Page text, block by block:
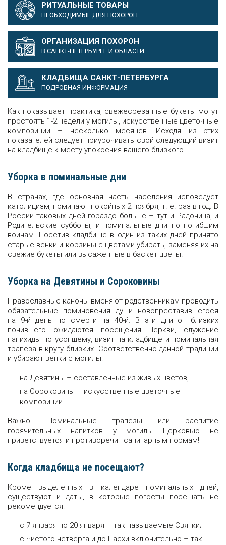
РИТУАЛЬНЫЕ ТОВАРЫ
НЕОБХОДИМЫЕ ДЛЯ ПОХОРОН
ОРГАНИЗАЦИЯ ПОХОРОН
В САНКТ-ПЕТЕРБУРГЕ И ОБЛАСТИ
КЛАДБИЩА САНКТ-ПЕТЕРБУРГА
ПОДРОБНАЯ ИНФОРМАЦИЯ
Как показывает практика, свежесрезанные букеты могут
простоять 1-2 недели у могилы, искусственные цветочные
композиции – несколько месяцев. Исходя из этих
показателей следует приурочивать свой следующий визит
на кладбище к месту упокоения вашего близкого.
Уборка в поминальные дни
В странах, где основная часть населения исповедует
католицизм, поминают покойных 2 ноября, т. е. раз в год. В
России таковых дней гораздо больше – тут и Радоница, и
Родительские субботы, и поминальные дни по погибшим
воинам. Посетив кладбище в один из таких дней принято
старые венки и корзины с цветами убирать, заменяя их на
свежие букеты или высаженные в баскет цветы.
Уборка на Девятины и Сороковины
Православные каноны вменяют родственникам проводить
обязательные поминовения души новопреставившегося
на 9-й день по смерти на 40-й. В эти дни от близких
почившего ожидаются посещения Церкви, служение
панихиды по усопшему, визит на кладбище и поминальная
трапеза в кругу близких. Соответственно данной традиции
и убирают венки с могилы:
на Девятины – составленные из живых цветов,
на Сороковины – искусственные цветочные
композиции.
Важно! Поминальные трапезы или распитие
горячительных напитков у могилы Церковью не
приветствуется и противоречит санитарным нормам!
Когда кладбища не посещают?
Кроме выделенных в календаре поминальных дней,
существуют и даты, в которые погосты посещать не
рекомендуется:
с 7 января по 20 января – так называемые Святки;
с Чистого четверга и до Пасхи включительно – так